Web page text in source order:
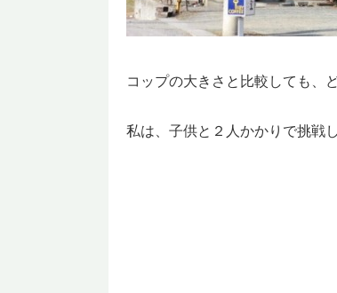
コップの大きさと比較しても、
私は、子供と２人かかりで挑戦